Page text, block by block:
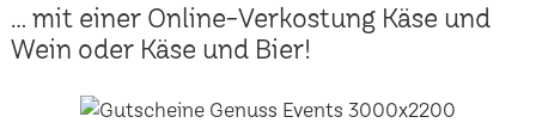
... mit einer Online-Verkostung Käse und
Wein oder Käse und Bier!